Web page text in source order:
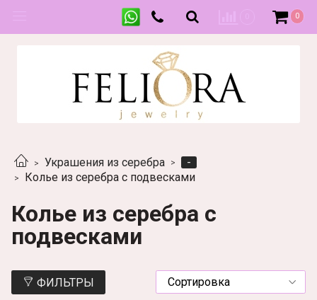
0
Украшения из серебра
-
Колье из серебра с подвесками
Колье из серебра с
подвесками
ФИЛЬТРЫ